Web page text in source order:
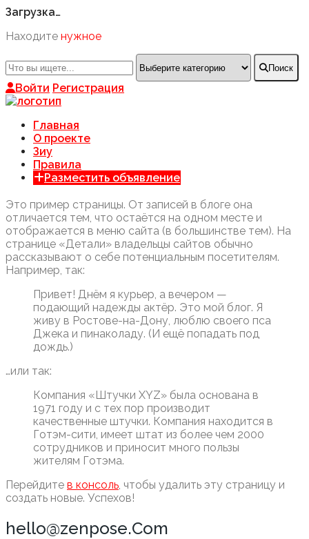
Загрузка…
Находите нужное
Поиск
Войти Регистрация
Главная
О проекте
Зиу
Правила
Разместить объявление
Это пример страницы. От записей в блоге она
отличается тем, что остаётся на одном месте и
отображается в меню сайта (в большинстве тем). На
странице «Детали» владельцы сайтов обычно
рассказывают о себе потенциальным посетителям.
Например, так:
Привет! Днём я курьер, а вечером —
подающий надежды актёр. Это мой блог. Я
живу в Ростове-на-Дону, люблю своего пса
Джека и пинаколаду. (И ещё попадать под
дождь.)
…или так:
Компания «Штучки XYZ» была основана в
1971 году и с тех пор производит
качественные штучки. Компания находится в
Готэм-сити, имеет штат из более чем 2000
сотрудников и приносит много пользы
жителям Готэма.
Перейдите в консоль, чтобы удалить эту страницу и
создать новые. Успехов!
hello@zenpose.Com